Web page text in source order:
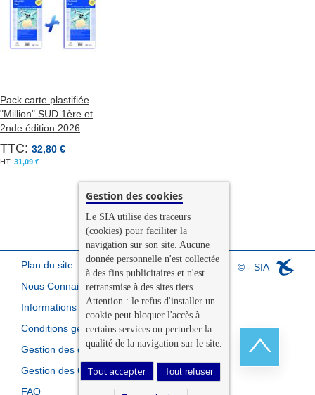
Pack carte plastifiée
"Million" SUD 1ère et
2nde édition 2026
TTC: 32,80 €
31,09 €
© - SIA
Plan du site
Nous Connaitre
Informations légales
Conditions générales de vente
Gestion des données personnelles
Gestion des Cookies
FAQ
Gestion des cookies
Le SIA utilise des traceurs
(cookies) pour faciliter la
navigation sur son site. Aucune
donnée personnelle n'est collectée
à des fins publicitaires et n'est
retransmise à des sites tiers.
Attention : le refus d'installer un
cookie peut bloquer l'accès à
certains services ou perturber la
qualité de la navigation sur le site.
Tout accepter Tout refuser